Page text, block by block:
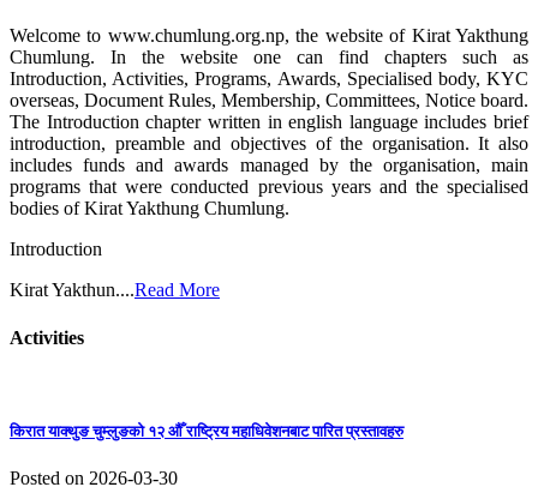
Welcome to www.chumlung.org.np, the website of Kirat Yakthung
Chumlung. In the website one can find chapters such as
Introduction, Activities, Programs, Awards, Specialised body, KYC
overseas, Document Rules, Membership, Committees, Notice board.
The Introduction chapter written in english language includes brief
introduction, preamble and objectives of the organisation. It also
includes funds and awards managed by the organisation, main
programs that were conducted previous years and the specialised
bodies of Kirat Yakthung Chumlung.
Introduction
Kirat Yakthun....Read More
Activities
किरात याक्थुङ चुम्लुङको १२ औँ राष्ट्रिय महाधिवेशनबाट पारित प्रस्तावहरु
Posted on 2026-03-30